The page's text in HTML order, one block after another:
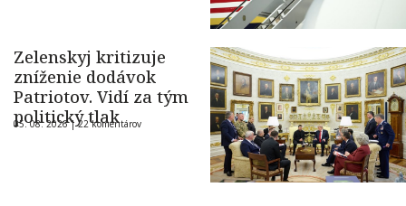
Zelenskyj kritizuje
zníženie dodávok
Patriotov. Vidí za tým
politický tlak
05. 08. 2026 |22 komentárov